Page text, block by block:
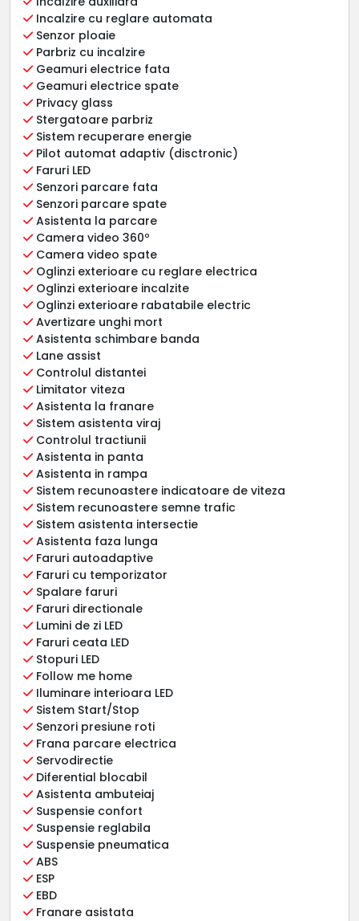
Incalzire cu reglare automata
Senzor ploaie
Parbriz cu incalzire
Geamuri electrice fata
Geamuri electrice spate
Privacy glass
Stergatoare parbriz
Sistem recuperare energie
Pilot automat adaptiv (disctronic)
Faruri LED
Senzori parcare fata
Senzori parcare spate
Asistenta la parcare
Camera video 360º
Camera video spate
Oglinzi exterioare cu reglare electrica
Oglinzi exterioare incalzite
Oglinzi exterioare rabatabile electric
Avertizare unghi mort
Asistenta schimbare banda
Lane assist
Controlul distantei
Limitator viteza
Asistenta la franare
Sistem asistenta viraj
Controlul tractiunii
Asistenta in panta
Asistenta in rampa
Sistem recunoastere indicatoare de viteza
Sistem recunoastere semne trafic
Sistem asistenta intersectie
Asistenta faza lunga
Faruri autoadaptive
Faruri cu temporizator
Spalare faruri
Faruri directionale
Lumini de zi LED
Faruri ceata LED
Stopuri LED
Follow me home
Iluminare interioara LED
Sistem Start/Stop
Senzori presiune roti
Frana parcare electrica
Servodirectie
Diferential blocabil
Asistenta ambuteiaj
Suspensie confort
Suspensie reglabila
Suspensie pneumatica
ABS
ESP
EBD
Franare asistata